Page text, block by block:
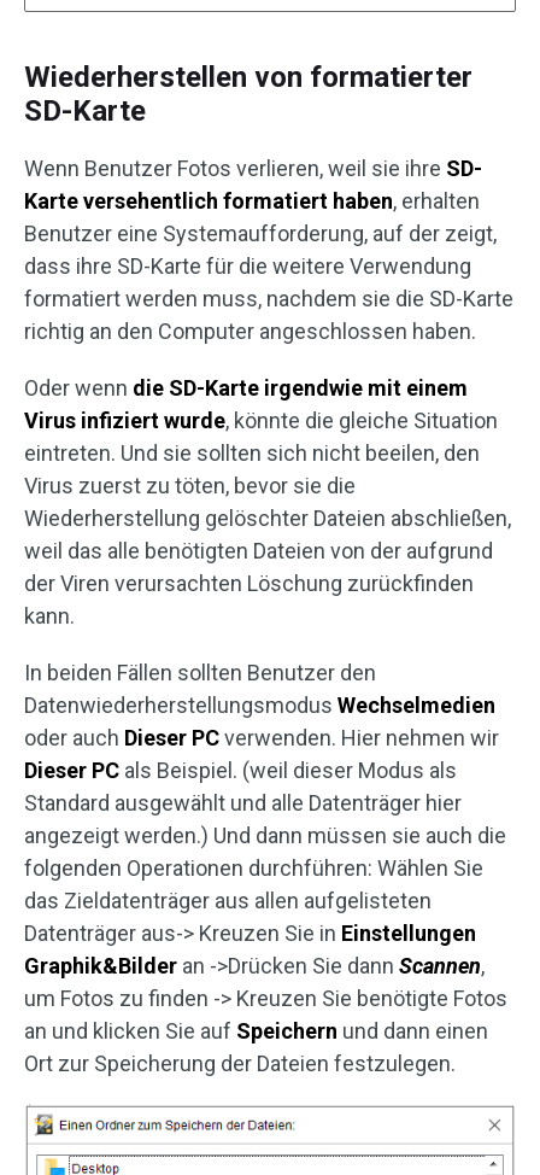
Wiederherstellen von formatierter
SD-Karte
Wenn Benutzer Fotos verlieren, weil sie ihre SD-
Karte versehentlich formatiert haben, erhalten
Benutzer eine Systemaufforderung, auf der zeigt,
dass ihre SD-Karte für die weitere Verwendung
formatiert werden muss, nachdem sie die SD-Karte
richtig an den Computer angeschlossen haben.
Oder wenn die SD-Karte irgendwie mit einem
Virus infiziert wurde, könnte die gleiche Situation
eintreten. Und sie sollten sich nicht beeilen, den
Virus zuerst zu töten, bevor sie die
Wiederherstellung gelöschter Dateien abschließen,
weil das alle benötigten Dateien von der aufgrund
der Viren verursachten Löschung zurückfinden
kann.
In beiden Fällen sollten Benutzer den
Datenwiederherstellungsmodus Wechselmedien
oder auch Dieser PCverwenden. Hier nehmen wir
Dieser PC als Beispiel. (weil dieser Modus als
Standard ausgewählt und alle Datenträger hier
angezeigt werden.) Und dann müssen sie auch die
folgenden Operationen durchführen: Wählen Sie
das Zieldatenträger aus allen aufgelisteten
Datenträger aus-> Kreuzen Sie in Einstellungen
Graphik&Bilder an ->Drücken Sie dann Scannen,
um Fotos zu finden -> Kreuzen Sie benötigte Fotos
an und klicken Sie auf Speichern und dann einen
Ort zur Speicherung der Dateien festzulegen.